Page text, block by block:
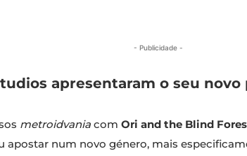
- Publicidade -
apresentaram o seu
metroidvania com Ori and the Blind
apostar num novo género, mais